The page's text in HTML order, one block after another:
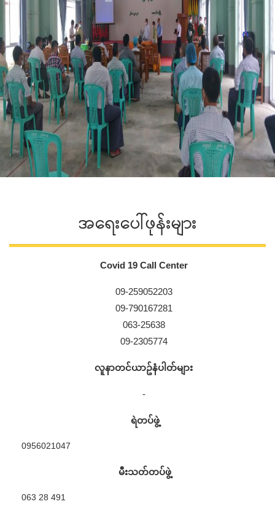
အရေးပေါ်ဖုန်းများ
Covid 19 Call Center
09-259052203
09-790167281
063-25638
09-2305774
လူနာတင်ယာဥ်နံပါတ်များ
-
ရဲတပ်ဖွဲ့
0956021047
မီးသတ်တပ်ဖွဲ့
063 28 491